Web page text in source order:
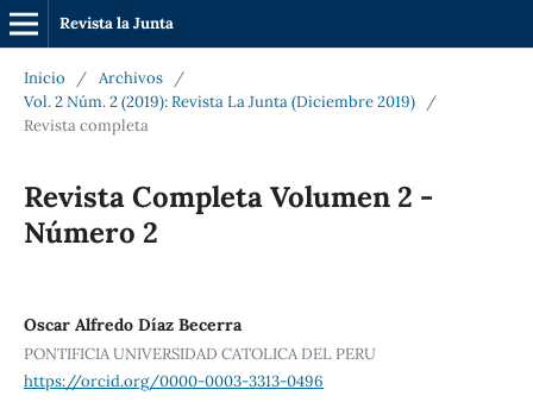
Revista la Junta
Inicio / Archivos
/
Vol. 2 Núm. 2 (2019): Revista La Junta (Diciembre 2019)
/
Revista completa
Revista Completa Volumen 2 -
Número 2
Oscar Alfredo Díaz Becerra
PONTIFICIA UNIVERSIDAD CATOLICA DEL PERU
https://orcid.org/0000-0003-3313-0496